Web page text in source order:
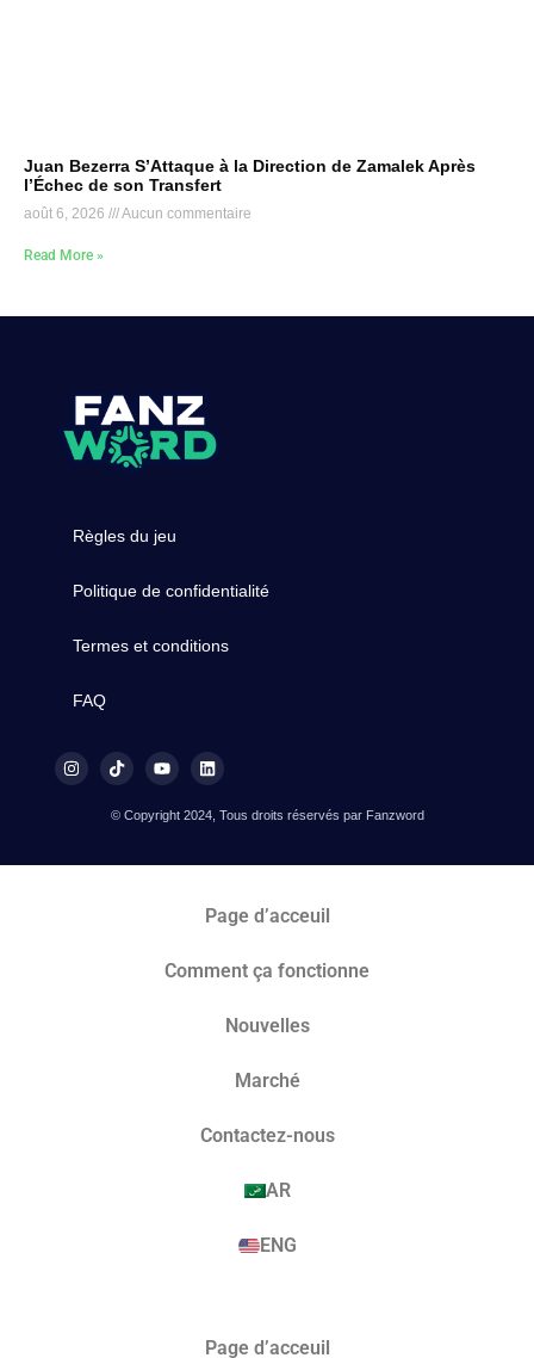
Juan Bezerra S’Attaque à la Direction de Zamalek Après
l’Échec de son Transfert
août 6, 2026 Aucun commentaire
Read More »
Règles du jeu
Politique de confidentialité
Termes et conditions
FAQ
© Copyright 2024, Tous droits réservés par Fanzword
Page d’acceuil
Comment ça fonctionne
Nouvelles
Marché​
Contactez-nous
AR
ENG
Page d’acceuil